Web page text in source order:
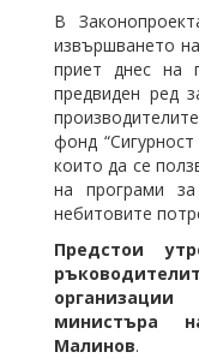
В
извършването
приет днес на
предвиден ред
фонд
които да се
на програми
небитовите
Предстои
министъра
Малинов.